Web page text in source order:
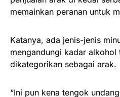
memainkan peranan untuk
Katanya, ada jenis-jenis
mengandungi kadar alkohol
dikategorikan sebagai arak.
“Ini pun kena tengok